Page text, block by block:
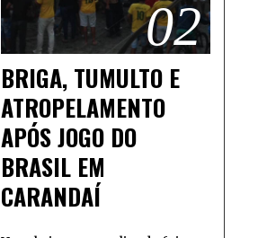
02
BRIGA, TUMULTO E
ATROPELAMENTO
APÓS JOGO DO
BRASIL EM
CARANDAÍ